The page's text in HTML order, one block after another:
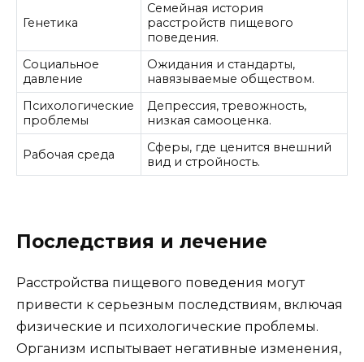
Генетика
Семейная история
расстройств пищевого
поведения.
Социальное
давление
Ожидания и стандарты,
навязываемые обществом.
Психологические
проблемы
Депрессия, тревожность,
низкая самооценка.
Рабочая среда
Сферы, где ценится внешний
вид и стройность.
Последствия и лечение
Расстройства пищевого поведения могут
привести к серьезным последствиям, включая
физические и психологические проблемы.
Организм испытывает негативные изменения,